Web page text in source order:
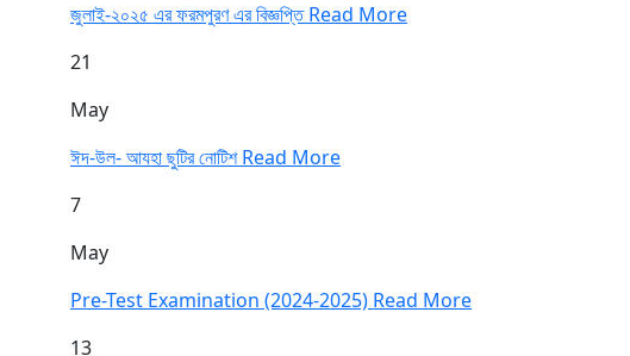
জুলাই-২০২৫ এর ফরমপুরণ এর বিজ্ঞপ্তিRead More
21
May
ঈদ-উল- আযহা ছুটির নোটিশRead More
7
May
Pre-Test Examination (2024-2025) Read More
13